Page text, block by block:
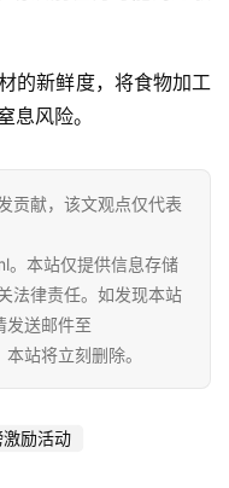
的新鲜度，将食物加工
息风险。
贡献，该文观点仅代表
本站仅提供信息存储
法律责任。如发现本站
发送邮件至
站将立刻删除。
励活动